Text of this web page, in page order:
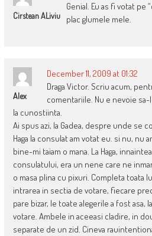
Cirstean ALiviu
Genial. Eu as fi votat pe
plac glumele mele.
Alex
December 11, 2009 at 01:32
Draga Victor. Scriu acum,
comentariile. Nu e nevoie
la cunostiinta.
Ai spus azi, la Gadea, despre unde se
Haga la consulat am votat eu. si nu, nu
bine-mi taiam o mana. La Haga,
consulatului, era un nene care ne
o masa plina cu pixuri. Completa toata
intrarea in sectia de votare, fiecare
pare bizar, le toate alegerile a fost asa,
votare. Ambele in aceeasi cladire, in
separate de un zid. Cineva